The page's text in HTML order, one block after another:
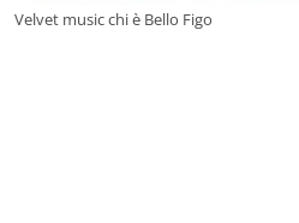
Velvet music chi è Bello Figo